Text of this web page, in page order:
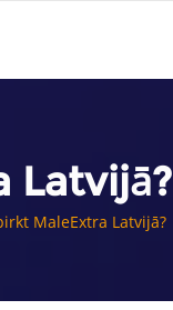
Latvijā?
MaleExtra Latvijā?